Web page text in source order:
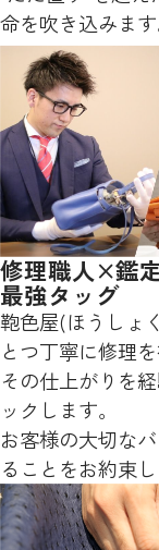
命を吹き込みます
修理職人×鑑
最強タッグ
鞄色屋(ほうしょ
とつ丁寧に修理を
その仕上がりを
ックします。
お客様の大切な
ることをお約束し